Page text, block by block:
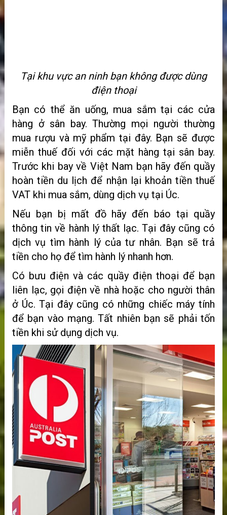
Tại khu vực an ninh bạn không được dùng
điện thoại
Bạn có thể ăn uống, mua sắm tại các cửa
hàng ở sân bay. Thường mọi người thường
mua rượu và mỹ phẩm tại đây. Bạn sẽ được
miễn thuế đối với các mặt hàng tại sân bay.
Trước khi bay về Việt Nam bạn hãy đến quầy
hoàn tiền du lịch để nhận lại khoản tiền thuế
VAT khi mua sắm, dùng dịch vụ tại Úc.
Nếu bạn bị mất đồ hãy đến báo tại quầy
thông tin về hành lý thất lạc. Tại đây cũng có
dịch vụ tìm hành lý của tư nhân. Bạn sẽ trả
tiền cho họ để tìm hành lý nhanh hơn.
Có bưu điện và các quầy điện thoại để bạn
liên lạc, gọi điện về nhà hoặc cho người thân
ở Úc. Tại đây cũng có những chiếc máy tính
để bạn vào mạng. Tất nhiên bạn sẽ phải tốn
tiền khi sử dụng dịch vụ.